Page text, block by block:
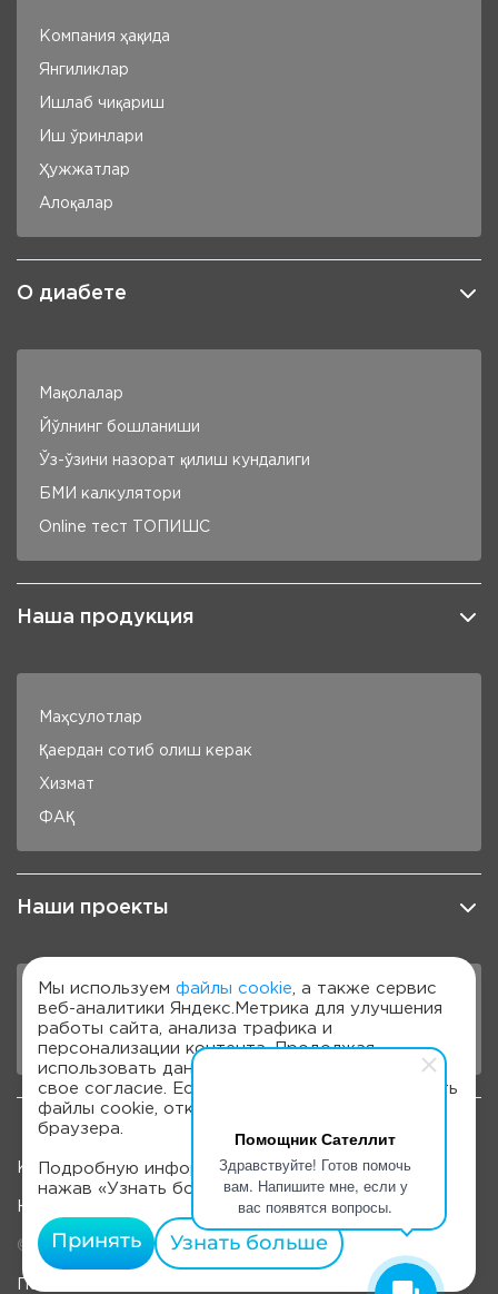
Помощник Сателлит
Здравствуйте! Готов помочь
вам. Напишите мне, если у
вас появятся вопросы.
Компания ҳақида
Янгиликлар
Ишлаб чиқариш
Иш ўринлари
Ҳужжатлар
Алоқалар
О диабете
Мақолалар
Йўлнинг бошланиши
Ўз-ўзини назорат қилиш кундалиги
БМИ калкулятори
Online тест ТОПИШC
Наша продукция
Маҳсулотлар
Қаердан сотиб олиш керак
Хизмат
ФАҚ
Наши проекты
DiaChallenge
Карта сайта
Наверх
© 2022-2026, OOO «Компания "ЭЛТА"»
Политика обработки персональных данных
Мы используем файлы cookie , а также сервис
веб-аналитики Яндекс.Метрика для улучшения
работы сайта, анализа трафика и
персонализации контента. Продолжая
использовать данный сайт, вы даете на это
свое согласие. Если вы не хотите использовать
файлы cookie, отключите их в настройках
браузера.
Подробную информацию можно получить,
нажав «Узнать больше».
Принять Узнать больше